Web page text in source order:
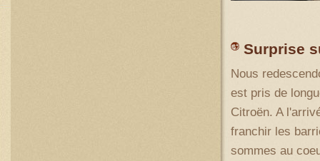
Surprise
Nous
est pris de
Citroën. A
franchir les
sommes au